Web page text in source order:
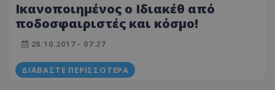
Ικανοποιημένος ο Ιδιακέθ από
ποδοσφαιριστές και κόσμο!
28.10.2017 - 07:27
ΔΙΑΒΆΣΤΕ ΠΕΡΙΣΣΌΤΕΡΑ